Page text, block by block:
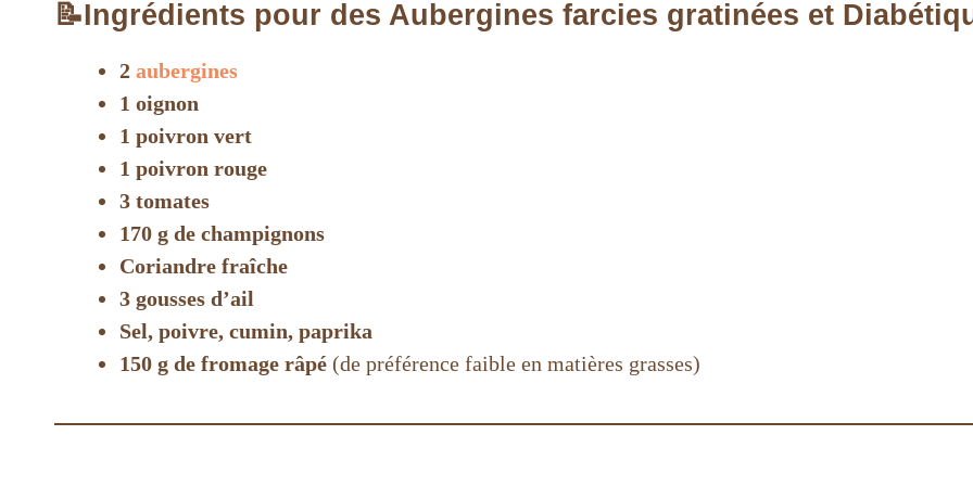
📝Ingrédients pour des Aubergines farcies gratinées et
2 aubergines
1 oignon
1 poivron vert
1 poivron rouge
3 tomates
170 g de champignons
Coriandre fraîche
3 gousses d’ail
Sel, poivre, cumin, paprika
150 g de fromage râpé (de préférence faible en matières grasses)